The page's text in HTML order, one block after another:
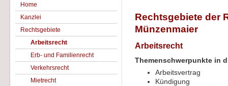
Home
Kanzlei
Rechtsgebiete
Arbeitsrecht
Erb- und Familienrecht
Verkehrsrecht
Mietrecht
Rechtsgebiete der
Münzenmaier
Arbeitsrecht
T hemenschwerpunkte in
Arbeitsvertrag
Kündigung